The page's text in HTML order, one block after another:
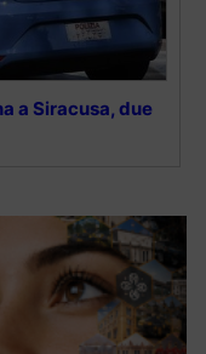
a Siracusa, due